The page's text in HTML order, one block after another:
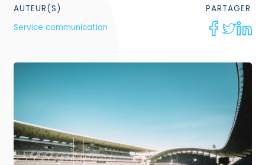
AUTEUR(S)
Service communication
PARTAGER